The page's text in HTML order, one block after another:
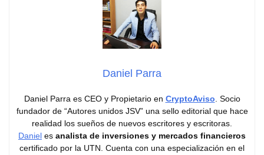
Daniel Parra
Daniel Parra es CEO y Propietario en CryptoAviso . Socio
fundador de “Autores unidos JSV” una sello editorial que hace
realidad los sueños de nuevos escritores y escritoras.
Daniel es analista de inversiones y mercados financieros
certificado por la UTN. Cuenta con una especialización en el